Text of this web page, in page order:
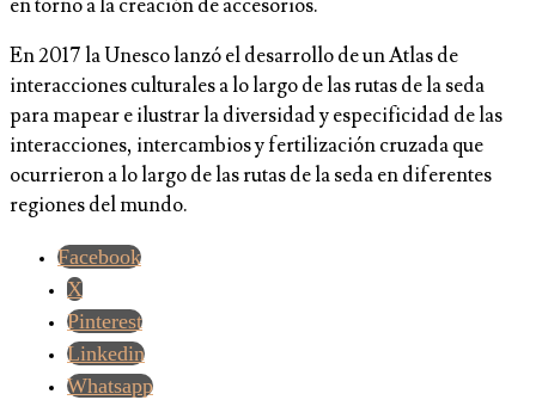
en torno a la creación de accesorios.
En 2017 la Unesco lanzó el desarrollo de un Atlas de
interacciones culturales a lo largo de las rutas de la seda
para mapear e ilustrar la diversidad y especificidad de las
interacciones, intercambios y fertilización cruzada que
ocurrieron a lo largo de las rutas de la seda en diferentes
regiones del mundo.
Facebook
X
Pinterest
Linkedin
Whatsapp